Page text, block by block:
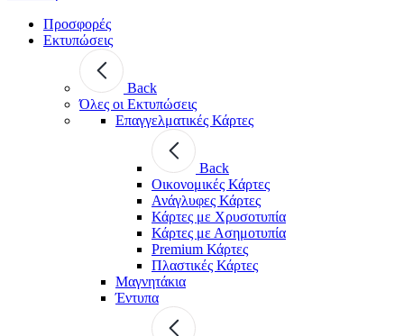
Προσφορές
Εκτυπώσεις
Back
Όλες οι Εκτυπώσεις
Επαγγελματικές Κάρτες
Back
Οικονομικές Κάρτες
Ανάγλυφες Κάρτες
Κάρτες με Χρυσοτυπία
Κάρτες με Ασημοτυπία
Premium Κάρτες
Πλαστικές Κάρτες
Μαγνητάκια
Έντυπα